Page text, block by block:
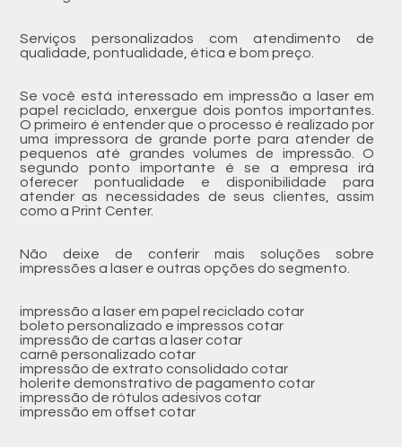
Serviços personalizados com atendimento de
qualidade, pontualidade, ética e bom preço.
Se você está interessado em impressão a laser em
papel reciclado, enxergue dois pontos importantes.
O primeiro é entender que o processo é realizado por
uma impressora de grande porte para atender de
pequenos até grandes volumes de impressão. O
segundo ponto importante é se a empresa irá
oferecer pontualidade e disponibilidade para
atender as necessidades de seus clientes, assim
como a Print Center.
Não deixe de conferir mais soluções sobre
impressões a laser e outras opções do segmento.
impressão a laser em papel reciclado cotar
boleto personalizado e impressos cotar
impressão de cartas a laser cotar
carnê personalizado cotar
impressão de extrato consolidado cotar
holerite demonstrativo de pagamento cotar
impressão de rótulos adesivos cotar
impressão em offset cotar